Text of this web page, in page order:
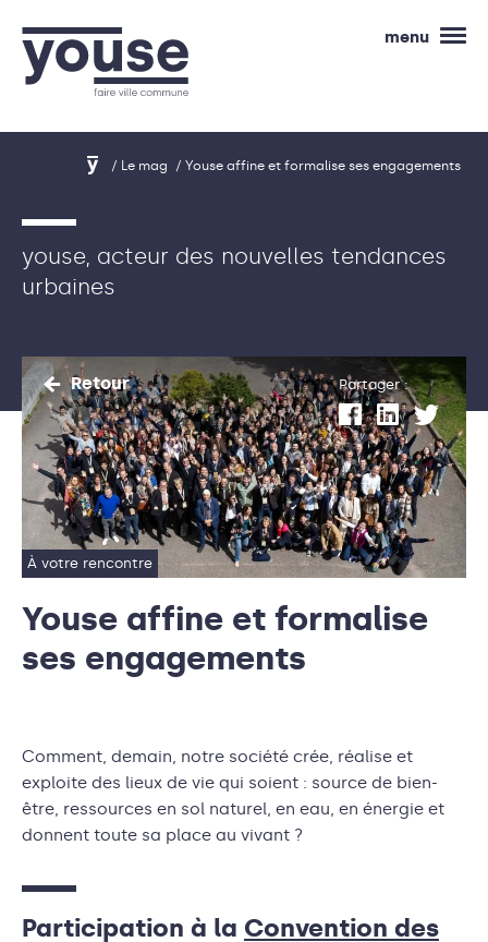
Le mag Youse affine et formalise ses engagements
youse, acteur des nouvelles tendances
urbaines
menu
Retour Partager :
À votre rencontre
Youse affine et formalise
ses engagements
Comment, demain, notre société crée, réalise et
exploite des lieux de vie qui soient : source de bien-
être, ressources en sol naturel, en eau, en énergie et
donnent toute sa place au vivant ?
Participation à la Convention des